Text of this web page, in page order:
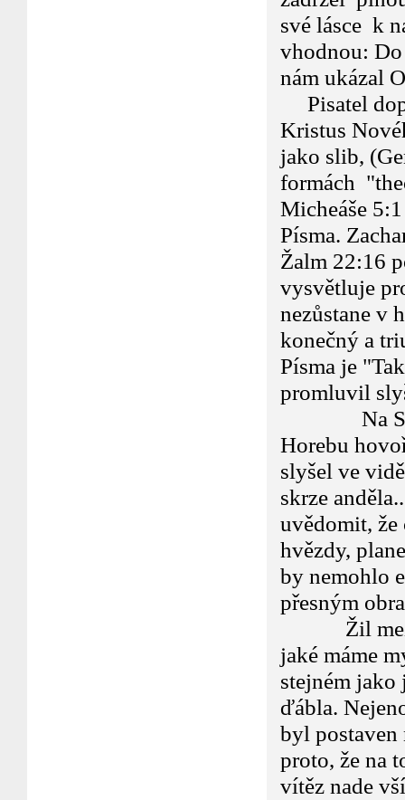
své lásce k
vhodnou:
nám ukázal
Pisatel
Kristus
jako slib,
formách
Micheáše
Písma.
Žalm 22:16
vysvětluje
nezůstane v
konečný a
Písma je
promluvil
Na Sinaji
Horebu
slyšel ve
skrze
uvědomit,
hvězdy,
by nemohlo
přesným
Žil mezi
jaké máme
stejném jako
ďábla.
byl
proto, že na
vítěz nade